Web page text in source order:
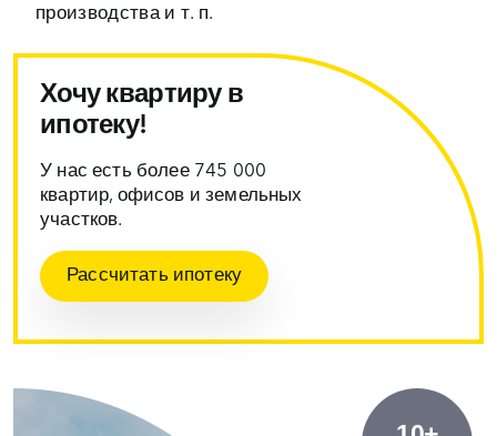
производства и т. п.
Хочу квартиру в
ипотеку!
У нас есть более 745 000
квартир, офисов и земельных
участков.
Рассчитать ипотеку